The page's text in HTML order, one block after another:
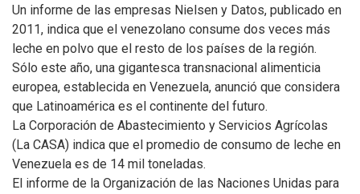
Un informe de las empresas Nielsen y Datos, publicado en
2011, indica que el venezolano consume dos veces más
leche en polvo que el resto de los países de la región.
Sólo este año, una gigantesca transnacional alimenticia
europea, establecida en Venezuela, anunció que considera
que Latinoamérica es el continente del futuro.
La Corporación de Abastecimiento y Servicios Agrícolas
(La CASA) indica que el promedio de consumo de leche en
Venezuela es de 14 mil toneladas.
El informe de la Organización de las Naciones Unidas para